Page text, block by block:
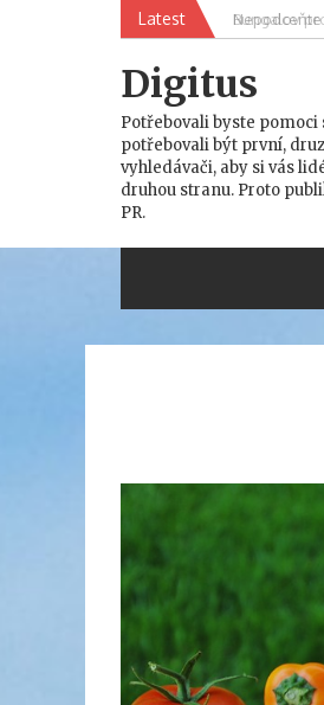
Latest
Digitus
Potřebovali byste pomoci
potřebovali být první,
vyhledávači, aby si vás
druhou stranu. Proto
PR.